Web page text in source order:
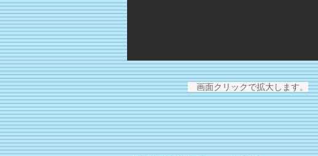
画面クリックで拡大します。